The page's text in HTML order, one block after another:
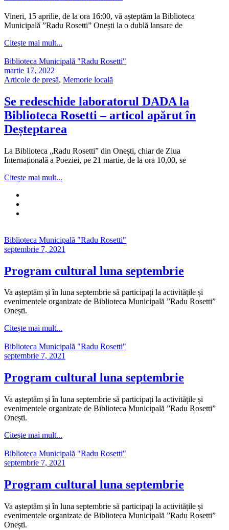
Vineri, 15 aprilie, de la ora 16:00, vă așteptăm la Biblioteca
Municipală ”Radu Rosetti” Onești la o dublă lansare de
Citește mai mult...
Biblioteca Municipală "Radu Rosetti"
martie 17, 2022
Articole de presă, Memorie locală
Se redeschide laboratorul DADA la
Biblioteca Rosetti – articol apărut în
Deșteptarea
La Biblioteca „Radu Rosetti” din Onești, chiar de Ziua
Internațională a Poeziei, pe 21 martie, de la ora 10,00, se
Citește mai mult...
Biblioteca Municipală "Radu Rosetti"
septembrie 7, 2021
Program cultural luna septembrie
Va așteptăm și în luna septembrie să participați la activitățile și
evenimentele organizate de Biblioteca Municipală ”Radu Rosetti”
Onești.
Citește mai mult...
Biblioteca Municipală "Radu Rosetti"
septembrie 7, 2021
Program cultural luna septembrie
Va așteptăm și în luna septembrie să participați la activitățile și
evenimentele organizate de Biblioteca Municipală ”Radu Rosetti”
Onești.
Citește mai mult...
Biblioteca Municipală "Radu Rosetti"
septembrie 7, 2021
Program cultural luna septembrie
Va așteptăm și în luna septembrie să participați la activitățile și
evenimentele organizate de Biblioteca Municipală ”Radu Rosetti”
Onești.